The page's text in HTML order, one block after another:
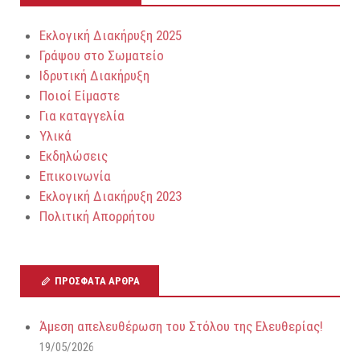
Εκλογική Διακήρυξη 2025
Γράψου στο Σωματείο
Ιδρυτική Διακήρυξη
Ποιοί Είμαστε
Για καταγγελία
Υλικά
Εκδηλώσεις
Επικοινωνία
Εκλογική Διακήρυξη 2023
Πολιτική Απορρήτου
ΠΡΌΣΦΑΤΑ ΆΡΘΡΑ
Άμεση απελευθέρωση του Στόλου της Ελευθερίας!
19/05/2026